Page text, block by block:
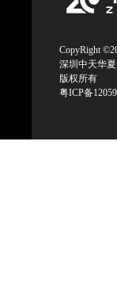
CopyRight
深圳中天华
版权所有
粤ICP备